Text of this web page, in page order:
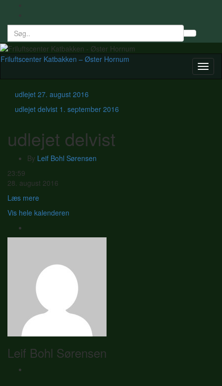
form
Search
for:
Friluftscenter Katbakken – Øster Hornum
udlejet 27. august 2016
udlejet delvist 1. september 2016
udlejet delvist
By Leif Bohl Sørensen
udlejet
delvist
23:59
28. august 2016
Læs mere
Vis hele kalenderen
Leif Bohl Sørensen